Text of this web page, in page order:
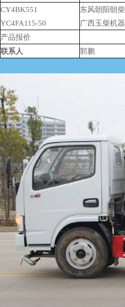
CY4BK551
YC4FA115-50
东风朝阳朝
广西玉柴机
产品报价
联系人
郭鹏